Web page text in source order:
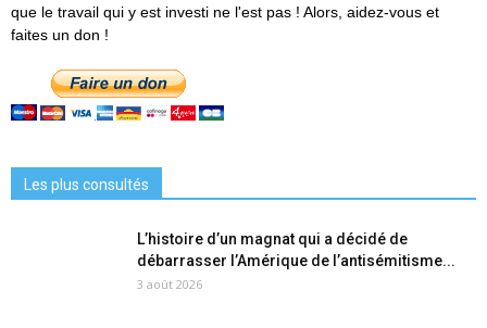
que le travail qui y est investi ne l'est pas ! Alors, aidez-vous et
faites un don !
Les plus consultés
L’histoire d’un magnat qui a décidé de
débarrasser l’Amérique de l’antisémitisme...
3 août 2026